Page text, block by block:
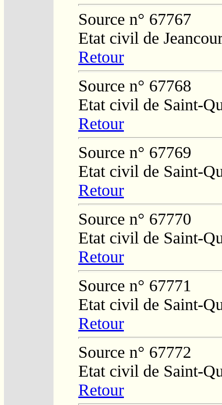
Source n° 67767
Etat civil de
Retour
Source n° 67768
Etat civil de Saint-
Retour
Source n° 67769
Etat civil de Saint-
Retour
Source n° 67770
Etat civil de Saint-
Retour
Source n° 67771
Etat civil de Saint-
Retour
Source n° 67772
Etat civil de Saint-
Retour